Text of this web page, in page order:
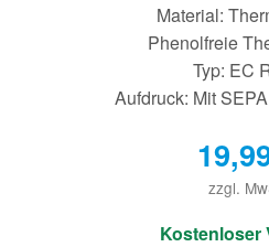
Material:
Phenolfreie
Typ: EC
Aufdruck: Mit
zzgl.
Kostenloser